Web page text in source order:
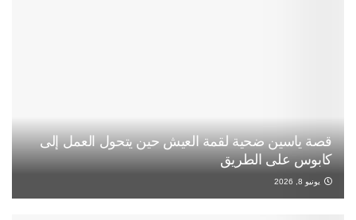
قصة ياسين ضحية لقمة العيش حين يتحول العمل إلى
كابوس على الطريق
يونيو 8, 2026